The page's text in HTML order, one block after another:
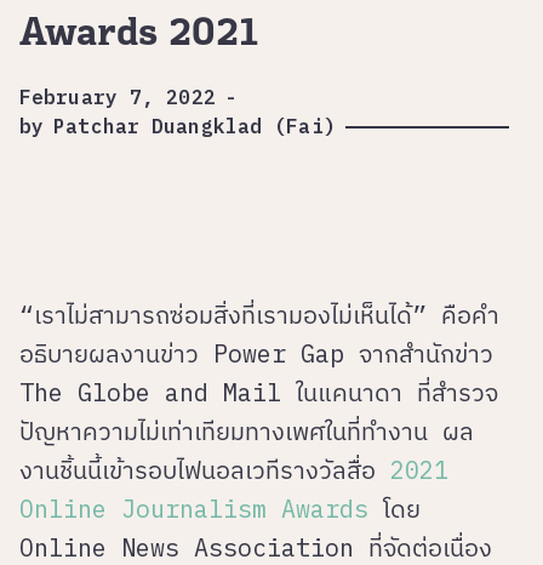
Awards 2021
February 7, 2022 -
by Patchar Duangklad (Fai)
“เราไม่สามารถซ่อมสิ่งที่เรามองไม่เห็นได้” คือคำ
อธิบายผลงานข่าว Power Gap จากสำนักข่าว
The Globe and Mail ในแคนาดา ที่สำรวจ
ปัญหาความไม่เท่าเทียมทางเพศในที่ทำงาน ผล
งานชิ้นนี้เข้ารอบไฟนอลเวทีรางวัลสื่อ 2021
Online Journalism Awards โดย
Online News Association ที่จัดต่อเนื่อง